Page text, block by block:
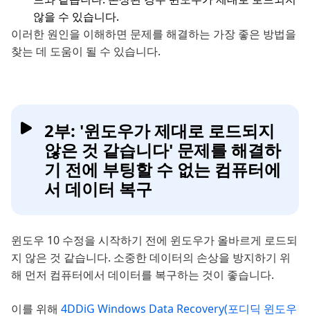
않을 수 있습니다.
이러한 원인을 이해하면 문제를 해결하는 가장 좋은 방법을
찾는 데 도움이 될 수 있습니다.
2부: '윈도우가 제대로 로드되지
않은 것 같습니다' 문제를 해결하
기 전에 부팅할 수 없는 컴퓨터에
서 데이터 복구
윈도우 10 수정을 시작하기 전에 윈도우가 올바르게 로드되
지 않은 것 같습니다. 소중한 데이터의 손상을 방지하기 위
해 먼저 컴퓨터에서 데이터를 복구하는 것이 좋습니다.
이를 위해 4DDiG Windows Data Recovery(포디딕 윈도우